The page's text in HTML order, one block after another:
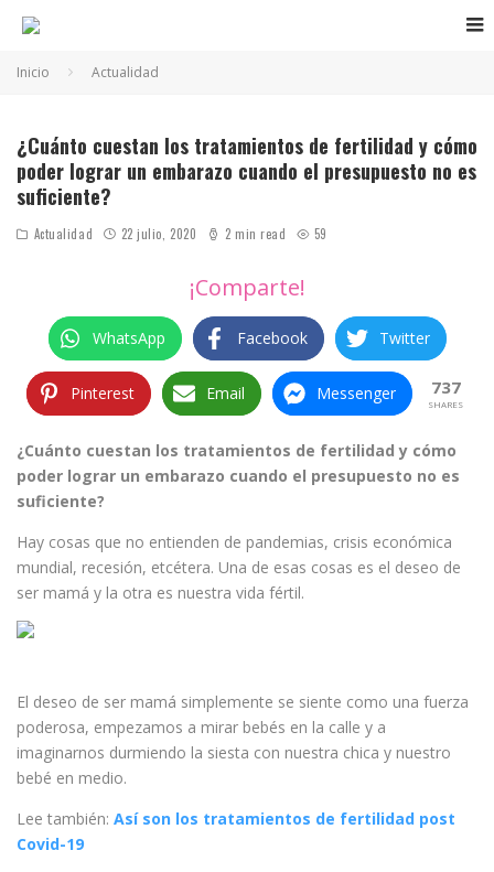
Inicio Actualidad
¿Cuánto cuestan los tratamientos de fertilidad y cómo
poder lograr un embarazo cuando el presupuesto no es
suficiente?
Actualidad 22 julio, 2020 2 min read 59
¡Comparte!
WhatsApp Facebook Twitter
Pinterest Email Messenger 737
SHARES
¿Cuánto cuestan los tratamientos de fertilidad y cómo
poder lograr un embarazo cuando el presupuesto no es
suficiente?
Hay cosas que no entienden de pandemias, crisis económica
mundial, recesión, etcétera. Una de esas cosas es el deseo de
ser mamá y la otra es nuestra vida fértil.
El deseo de ser mamá simplemente se siente como una fuerza
poderosa, empezamos a mirar bebés en la calle y a
imaginarnos durmiendo la siesta con nuestra chica y nuestro
bebé en medio.
Lee también: Así son los tratamientos de fertilidad post
Covid-19